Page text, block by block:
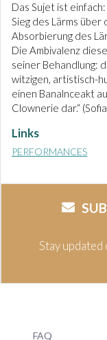
Das Sujet ist einfach:
Sieg des Lärms über
Absorbierung des
Die Ambivalenz
seiner Behandlung:
witzigen, artistisch-
einen Banalnceakt
Clownerie dar.“
Links
PERFORMANCES
Stay
FAQ